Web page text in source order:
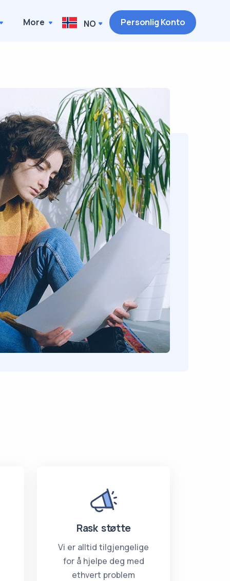
More NO Personlig Konto
Rask støtte
Vi er alltid tilgjengelige
for å hjelpe deg med
ethvert problem